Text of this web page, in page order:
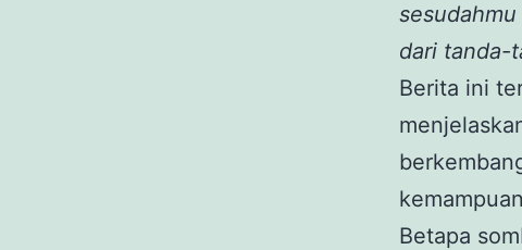
dari tanda-
Berita ini
Betapa